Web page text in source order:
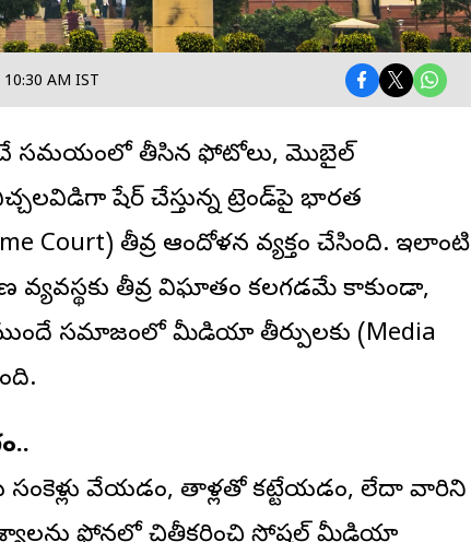
AM IST
సమయంలో తీసిన ఫోటోలు, మొబైల్
షేర్ చేస్తున్న ట్రెండ్‌పై భారత
Court) తీవ్ర ఆందోళన వ్యక్తం చేసింది. ఇలాంటి
వ్యవస్థకు తీవ్ర విఘాతం కలగడమే కాకుండా,
సమాజంలో మీడియా తీర్పులకు (Media
సంకెళ్లు వేయడం, తాళ్లతో కట్టేయడం, లేదా వారిని